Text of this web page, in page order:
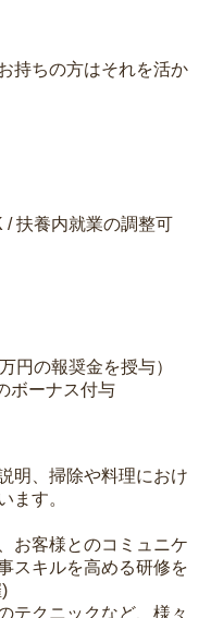
持ちの方はそれを活か
/ 扶養内就業の調整可
円の報奨金を授与）
ボーナス付与
明、掃除や料理におけ
ます。
お客様とのコミュニケ
スキルを高める研修を
テクニックなど、様々